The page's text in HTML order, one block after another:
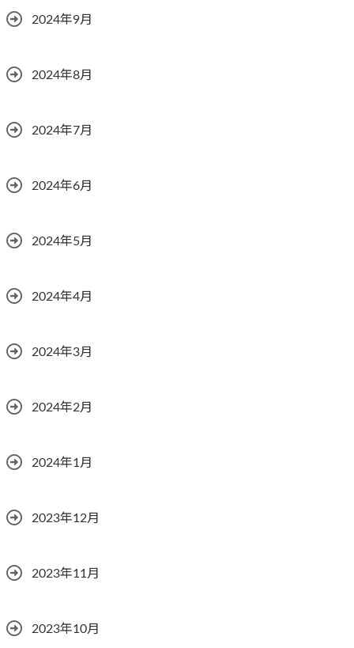
2024年9月
2024年8月
2024年7月
2024年6月
2024年5月
2024年4月
2024年3月
2024年2月
2024年1月
2023年12月
2023年11月
2023年10月